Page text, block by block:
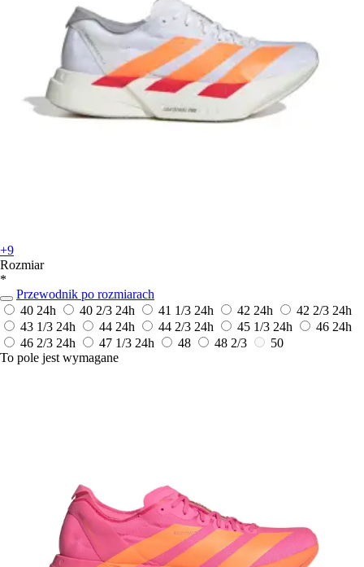
+9
Rozmiar
*
Przewodnik po rozmiarach
40 24h 40 2/3 24h 41 1/3 24h 42 24h 42 2/3 24h
43 1/3 24h 44 24h 44 2/3 24h 45 1/3 24h 46 24h
46 2/3 24h 47 1/3 24h 48 48 2/3
50
To pole jest wymagane